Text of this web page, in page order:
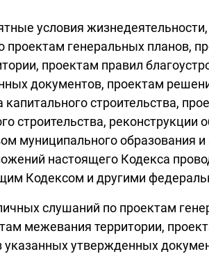
условия
проектам генеральных планов,
проектам правил
документов, проектам
строительства,
строительства, реконструкции
муниципального
настоящего Кодекса
Кодексом и другими
слушаний по проектам
межевания территории,
утвержденных